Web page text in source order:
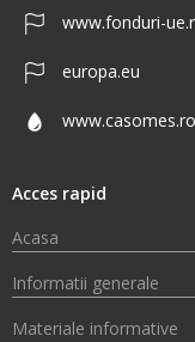
www.fonduri-
europa.eu
www.casomes.ro
Acces rapid
Acasa
Informatii generale
Materiale informative